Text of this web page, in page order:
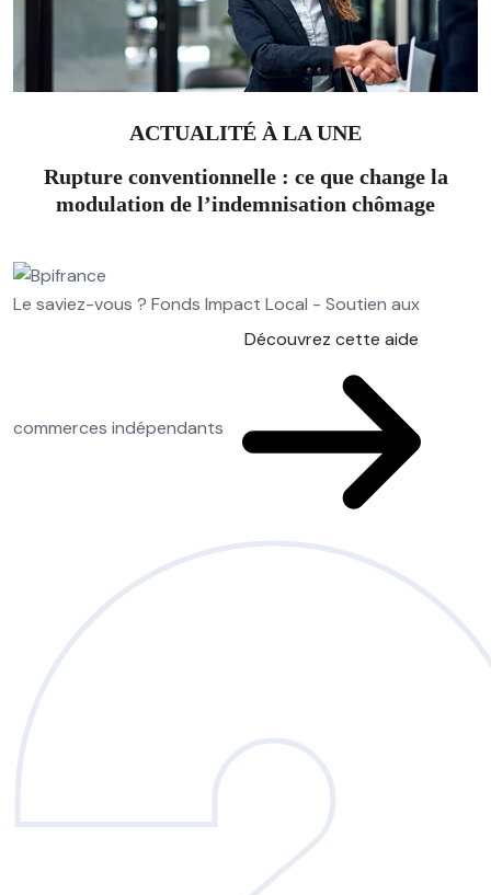
ACTUALITÉ À LA UNE
Rupture conventionnelle : ce que change la
modulation de l’indemnisation chômage
Le saviez-vous ? Fonds Impact Local - Soutien aux
commerces indépendants
Découvrez cette aide